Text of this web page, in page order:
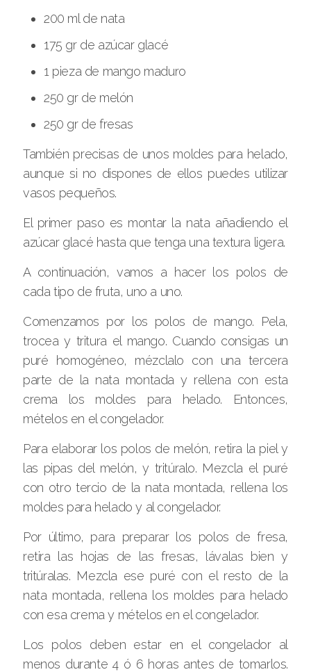
200 ml de nata
175 gr de azúcar glacé
1 pieza de mango maduro
250 gr de melón
250 gr de fresas
También precisas de unos moldes para helado,
aunque si no dispones de ellos puedes utilizar
vasos pequeños.
El primer paso es montar la nata añadiendo el
azúcar glacé hasta que tenga una textura ligera.
A continuación, vamos a hacer los polos de
cada tipo de fruta, uno a uno.
Comenzamos por los polos de mango. Pela,
trocea y tritura el mango. Cuando consigas un
puré homogéneo, mézclalo con una tercera
parte de la nata montada y rellena con esta
crema los moldes para helado. Entonces,
mételos en el congelador.
Para elaborar los polos de melón, retira la piel y
las pipas del melón, y tritúralo. Mezcla el puré
con otro tercio de la nata montada, rellena los
moldes para helado y al congelador.
Por último, para preparar los polos de fresa,
retira las hojas de las fresas, lávalas bien y
tritúralas. Mezcla ese puré con el resto de la
nata montada, rellena los moldes para helado
con esa crema y mételos en el congelador.
Los polos deben estar en el congelador al
menos durante 4 ó 6 horas antes de tomarlos.